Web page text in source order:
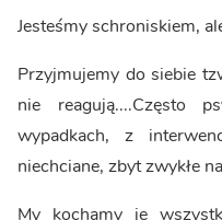
Jesteśmy schroniskiem,
Przyjmujemy do siebie
nie reagują....Często
wypadkach, z
niechciane, zbyt zwykłe
My kochamy je